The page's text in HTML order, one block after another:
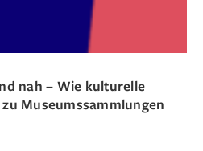
nah – Wie kulturelle
Museumssammlungen